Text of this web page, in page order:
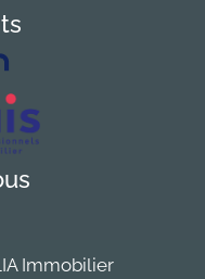
Immobilier